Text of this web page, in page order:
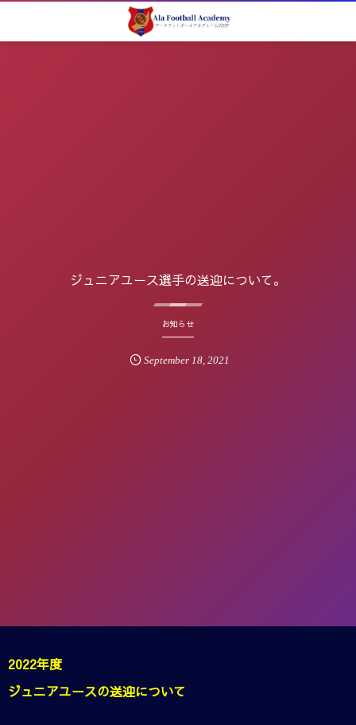
ジュニアユース選手の送迎について。
お知らせ
September 18, 2021
2022年度
ジュニアユースの送迎について